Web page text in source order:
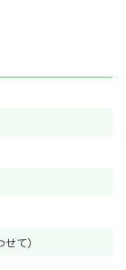
て）